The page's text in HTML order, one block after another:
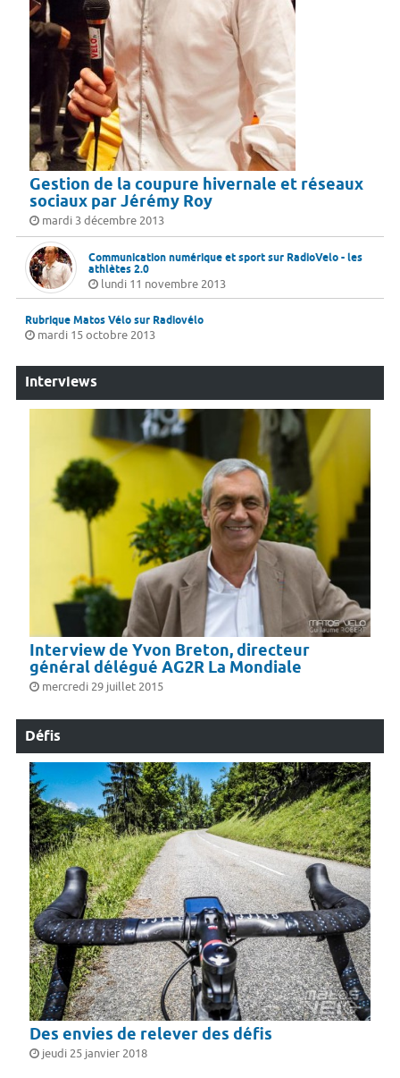
Gestion de la coupure hivernale et réseaux
sociaux par Jérémy Roy
mardi 3 décembre 2013
Communication numérique et sport sur RadioVelo - les
athlètes 2.0
lundi 11 novembre 2013
Rubrique Matos Vélo sur Radiovélo
mardi 15 octobre 2013
Interviews
Interview de Yvon Breton, directeur
général délégué AG2R La Mondiale
mercredi 29 juillet 2015
Défis
Des envies de relever des défis
jeudi 25 janvier 2018